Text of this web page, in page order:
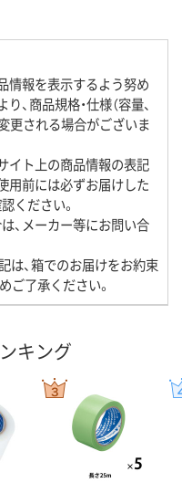
情報を表示するよう努め
、商品規格・仕様（容量、
更される場合がございま
イト上の商品情報の表記
用前には必ずお届けした
ください。
、メーカー等にお問い合
は、箱でのお届けをお約束
ご了承ください。
キング